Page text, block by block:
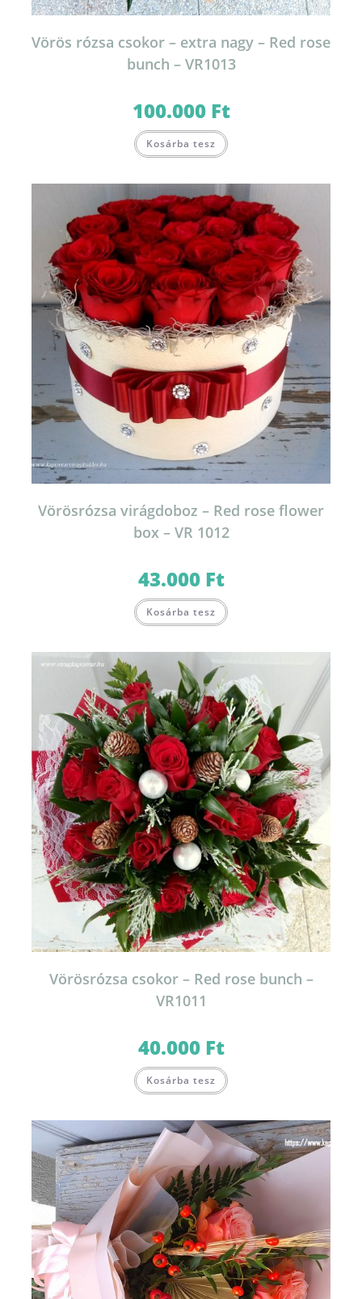
Vörös rózsa csokor – extra nagy – Red rose
bunch – VR1013
100.000 Ft
Kosárba tesz
Vörösrózsa virágdoboz – Red rose flower
box – VR 1012
43.000 Ft
Kosárba tesz
Vörösrózsa csokor – Red rose bunch –
VR1011
40.000 Ft
Kosárba tesz